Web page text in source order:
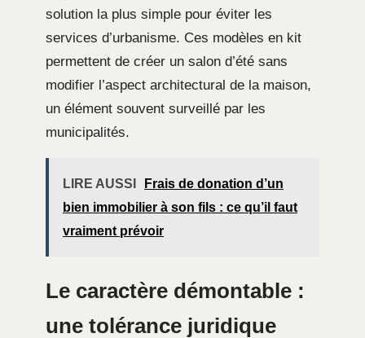
solution la plus simple pour éviter les
services d’urbanisme. Ces modèles en kit
permettent de créer un salon d’été sans
modifier l’aspect architectural de la maison,
un élément souvent surveillé par les
municipalités.
LIRE AUSSI
Frais de donation d’un
bien immobilier à son fils : ce qu’il faut
vraiment prévoir
Le caractère démontable :
une tolérance juridique